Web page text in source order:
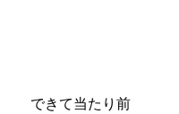
できて当たり前